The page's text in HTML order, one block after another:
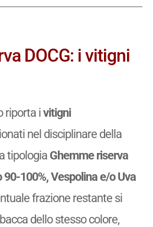
DOCG: i vitigni
riporta ivitigni
nel disciplinare della
tipologia Ghemme riserva
90-100%, Vespolina e/o Uva
frazione restante si
dello stesso colore,